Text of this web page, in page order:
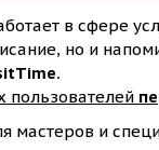
в сфере
но и
пользователей
мастеров и